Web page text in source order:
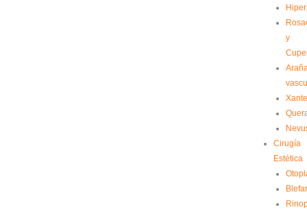
y
Cirugía
Estética